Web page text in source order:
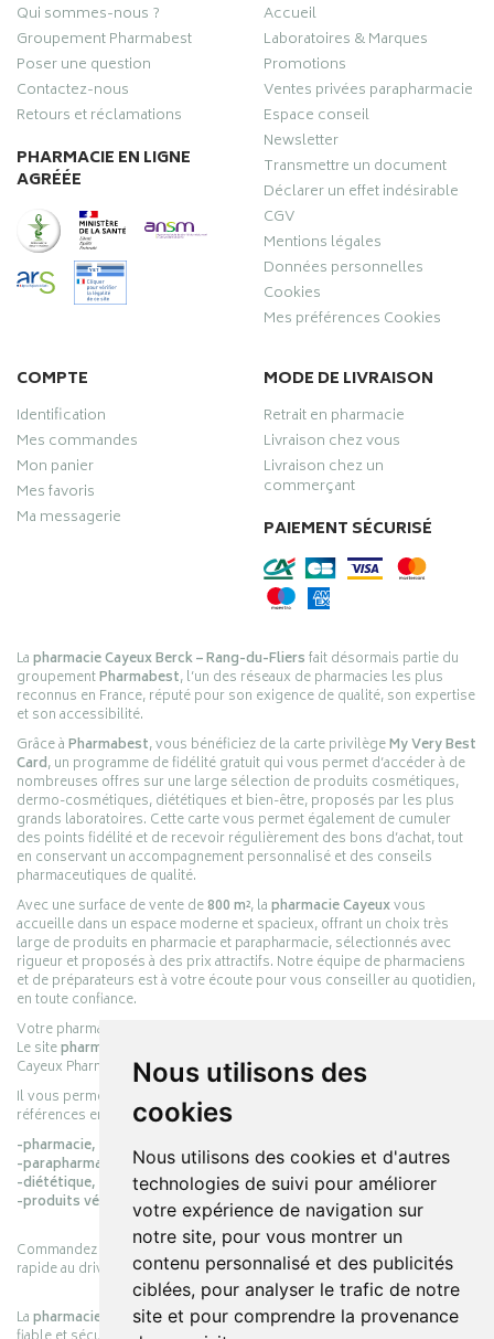
Nous utilisons des
cookies
Nous utilisons des cookies et d'autres
technologies de suivi pour améliorer
votre expérience de navigation sur
notre site, pour vous montrer un
contenu personnalisé et des publicités
ciblées, pour analyser le trafic de notre
site et pour comprendre la provenance
Qui sommes-nous ?
Groupement Pharmabest
Poser une question
Contactez-nous
Retours et réclamations
PHARMACIE EN LIGNE
AGRÉÉE
Accueil
Laboratoires & Marques
Promotions
Ventes privées parapharmacie
Espace conseil
Newsletter
Transmettre un document
Déclarer un effet indésirable
CGV
Mentions légales
Données personnelles
Cookies
Mes préférences Cookies
COMPTE
Identification
Mes commandes
Mon panier
Mes favoris
Ma messagerie
MODE DE LIVRAISON
Retrait en pharmacie
Livraison chez vous
Livraison chez un
commerçant
PAIEMENT SÉCURISÉ
Lapharmacie Cayeux Berck – Rang-du-Fliersfait désormais partie du
groupementPharmabest, l’un des réseaux de pharmacies les plus
reconnus en France, réputé pour son exigence de qualité, son expertise
et son accessibilité.
Grâce àPharmabest, vous bénéficiez de la carte privilègeMy Very Best
Card, un programme de fidélité gratuit qui vous permet d’accéder à de
nombreuses offres sur une large sélection de produits cosmétiques,
dermo-cosmétiques, diététiques et bien-être, proposés par les plus
grands laboratoires. Cette carte vous permet également de cumuler
des points fidélité et de recevoir régulièrement des bons d’achat, tout
en conservant un accompagnement personnalisé et des conseils
pharmaceutiques de qualité.
Avec une surface de vente de800 m², lapharmacie Cayeuxvous
accueille dans un espace moderne et spacieux, offrant un choix très
large de produits en pharmacie et parapharmacie, sélectionnés avec
rigueur et proposés à des prix attractifs. Notre équipe de pharmaciens
et de préparateurs est à votre écoute pour vous conseiller au quotidien,
en toute confiance.
Votre pharmacie en ligne :
Le sitepharmacie-cayeux.fr
Cayeux Pharmabest Berck-sur-Mer – Rang-du-Fliers.
Il vous permet de réaliser vos achats en ligne parmi des milliers de
références en :
-pharmacie,
-parapharmacie,
-diététique,
-produits vétérinaires.
Commandez simplement vos produits en ligne et choisissez le retrait
rapide au drive ou la livraison à domicile, en toute simplicité.
Lapharmacie Cayeuxs’engage à vous offrir une expérience pratique,